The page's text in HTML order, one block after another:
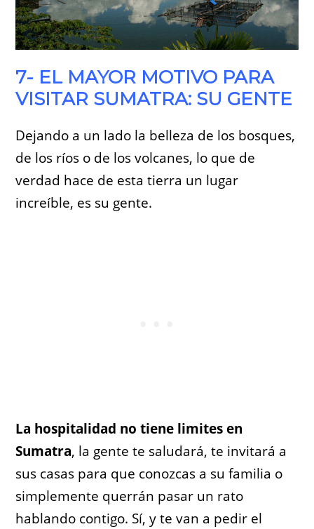
7- EL MAYOR MOTIVO PARA
VISITAR SUMATRA: SU GENTE
Dejando a un lado la belleza de los bosques,
de los ríos o de los volcanes, lo que de
verdad hace de esta tierra un lugar
increíble, es su gente.
La hospitalidad no tiene limites en
Sumatra, la gente te saludará, te invitará a
sus casas para que conozcas a su familia o
simplemente querrán pasar un rato
hablando contigo. Sí, y te van a pedir el